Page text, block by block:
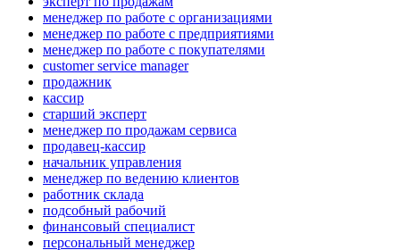
менеджер по работе с организациями
менеджер по работе с предприятиями
менеджер по работе с покупателями
customer service manager
продажник
кассир
старший эксперт
менеджер по продажам сервиса
продавец-кассир
начальник управления
менеджер по ведению клиентов
работник склада
подсобный рабочий
финансовый специалист
персональный менеджер